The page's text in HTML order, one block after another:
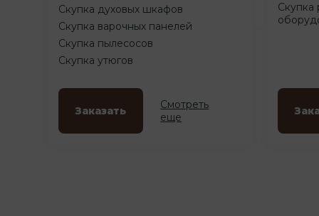
Скупка духовых шкафов
Скупка варочных панелей
Скупка пылесосов
Скупка утюгов
Заказать
Смотреть
еще
Скупка